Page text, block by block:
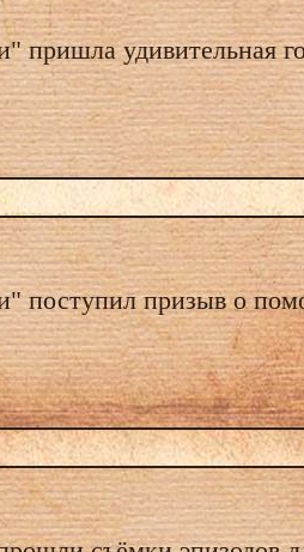
пришла удивительная
поступил призыв о